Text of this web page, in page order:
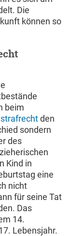
Die
können so
beim
den
sondern
des
Kind in
eine
nicht
für seine Tat
Das
14.
Lebensjahr.